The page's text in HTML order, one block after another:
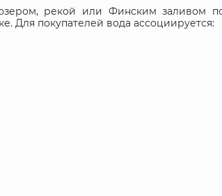
рекой или Финским заливом
Для покупателей вода ассоциируется: